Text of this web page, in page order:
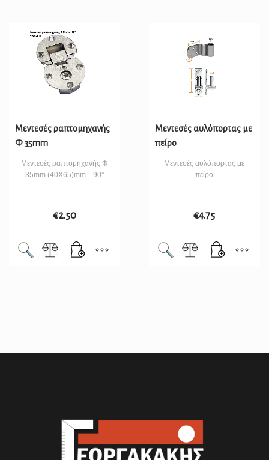
Μεντεσές ραπτομηχανής
Φ 35mm
Μεντεσές ραπτομηχανής Φ
35mm (40Χ65)mm 90°
€2.50
Μεντεσές αυλόπορτας με
πείρο
Μεντεσές αυλόπορτας με
πείρο
€4.75